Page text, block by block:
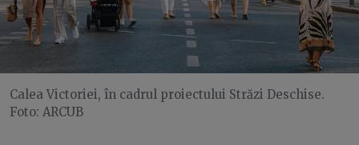
Calea Victoriei, în cadrul proiectului Străzi Deschise.
Foto: ARCUB